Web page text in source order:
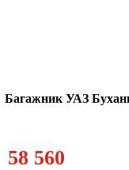
Багажник УАЗ
58 560